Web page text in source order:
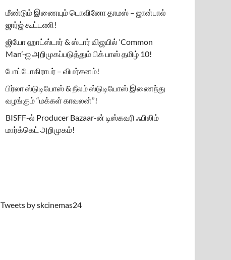
மீண்டும் இணையும் டொவினோ தாமஸ் – ஜான்பால்
ஜார்ஜ் கூட்டணி!
ஜியோ ஹாட்ஸ்டார் & ஸ்டார் விஜயில் ‘Common
Man’-ஐ அறிமுகப்படுத்தும் பிக் பாஸ் தமிழ் 10!
போட்டோகிராபர் – விமர்சனம்!
பிர்லா ஸ்டுடியோஸ் & நீலம் ஸ்டுடியோஸ் இணைந்து
வழங்கும் “மக்கள் காவலன்”!
BISFF-ல் Producer Bazaar-ன் டிஸ்கவரி ஃபிலிம்
மார்க்கெட் அறிமுகம்!
Tweets by skcinemas24